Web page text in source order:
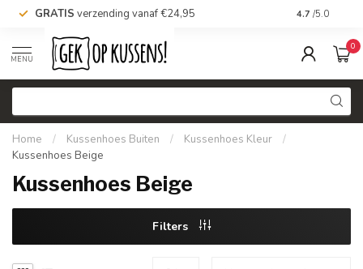
GRATIS verzending vanaf €24,95 Voor 16.00
4.7 /5.0
MENU
0
Home / Kussenhoes Buiten / Kussenhoes Kleur
/
Kussenhoes Beige
Kussenhoes Beige
Filters